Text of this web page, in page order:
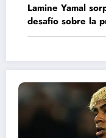
Lamine Yamal
desafío sobre la